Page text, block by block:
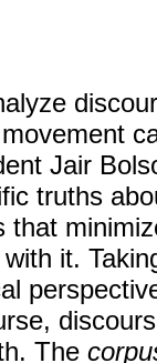
Jair
truths
that
it.
The